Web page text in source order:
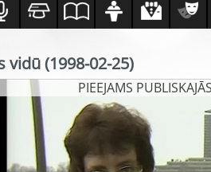
vidū (1998-02-25)
PIEEJAMS